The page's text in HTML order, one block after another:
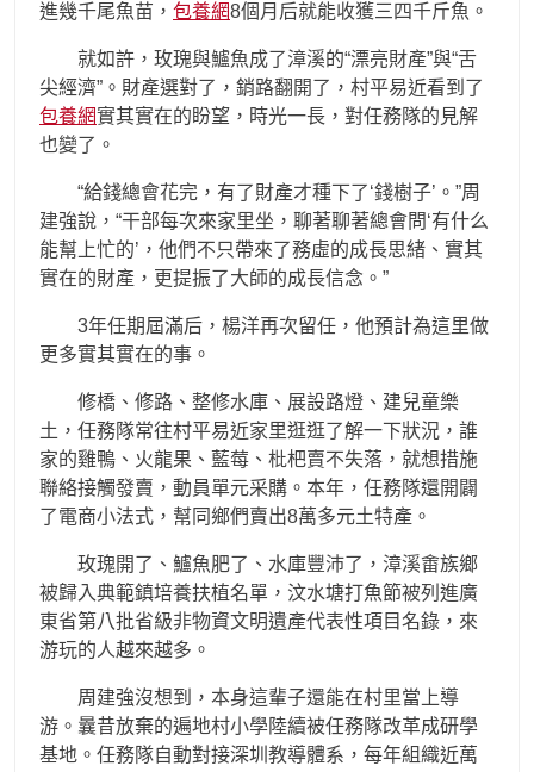
進幾千尾魚苗， 包養網8個月后就能收獲三四千斤魚。
就如許，玫瑰與鱸魚成了漳溪的“漂亮財產”與“舌
尖經濟”。財產選對了，銷路翻開了，村平易近看到了
包養網實其實在的盼望，時光一長，對任務隊的見解
也變了。
“給錢總會花完，有了財產才種下了‘錢樹子’。”周
建強說，“干部每次來家里坐，聊著聊著總會問‘有什么
能幫上忙的’，他們不只帶來了務虛的成長思緒、實其
實在的財產，更提振了大師的成長信念。”
3年任期屆滿后，楊洋再次留任，他預計為這里做
更多實其實在的事。
修橋、修路、整修水庫、展設路燈、建兒童樂
土，任務隊常往村平易近家里逛逛了解一下狀況，誰
家的雞鴨、火龍果、藍莓、枇杷賣不失落，就想措施
聯絡接觸發賣，動員單元采購。本年，任務隊還開闢
了電商小法式，幫同鄉們賣出8萬多元土特產。
玫瑰開了、鱸魚肥了、水庫豐沛了，漳溪畬族鄉
被歸入典範鎮培養扶植名單，汶水塘打魚節被列進廣
東省第八批省級非物資文明遺產代表性項目名錄，來
游玩的人越來越多。
周建強沒想到，本身這輩子還能在村里當上導
游。曩昔放棄的遍地村小學陸續被任務隊改革成研學
基地。任務隊自動對接深圳教導體系，每年組織近萬